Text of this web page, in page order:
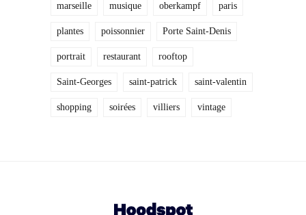
marseille musique oberkampf paris
plantes poissonnier Porte Saint-Denis
portrait restaurant rooftop
Saint-Georges saint-patrick saint-valentin
shopping soirées villiers vintage